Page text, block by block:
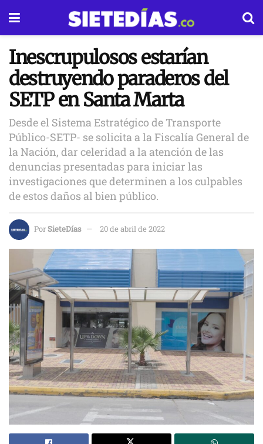
Inescrupulosos estarían
destruyendo paraderos del
SETP en Santa Marta
Desde el Sistema Estratégico de Transporte
Público-SETP- se solicita a la Fiscalía General de
la Nación, dar celeridad a la atención de las
denuncias presentadas para iniciar las
investigaciones que determinen a los culpables
de estos daños al bien público.
PorSieteDías 20 de abril de 2022